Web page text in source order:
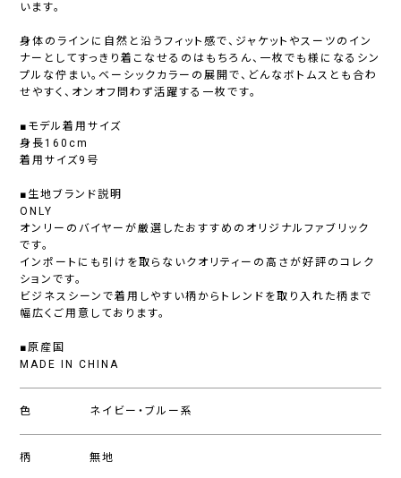
います。
身体のラインに自然と沿うフィット感で、ジャケットやスーツのイン
ナーとしてすっきり着こなせるのはもちろん、一枚でも様になるシン
プルな佇まい。ベーシックカラーの展開で、どんなボトムスとも合わ
せやすく、オンオフ問わず活躍する一枚です。
■モデル着用サイズ
身長160cm
着用サイズ9号
■生地ブランド説明
ONLY
オンリーのバイヤーが厳選したおすすめのオリジナルファブリック
です。
インポートにも引けを取らないクオリティーの高さが好評のコレク
ションです。
ビジネスシーンで着用しやすい柄からトレンドを取り入れた柄まで
幅広くご用意しております。
■原産国
MADE IN CHINA
色 ネイビー・ブルー系
柄 無地